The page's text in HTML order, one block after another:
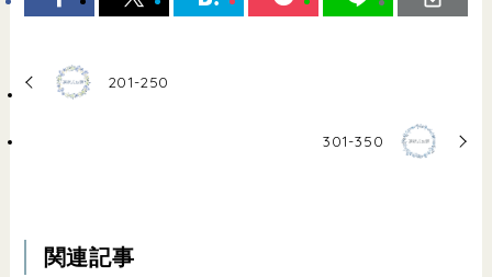
201-250
301-350
関連記事